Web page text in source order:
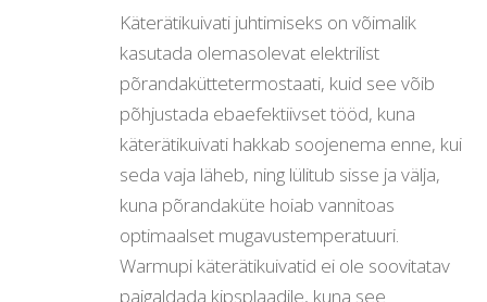
Käterätikuivati juhtimiseks on võimalik
kasutada olemasolevat elektrilist
põrandaküttetermostaati, kuid see võib
põhjustada ebaefektiivset tööd, kuna
käterätikuivati hakkab soojenema enne, kui
seda vaja läheb, ning lülitub sisse ja välja,
kuna põrandaküte hoiab vannitoas
optimaalset mugavustemperatuuri.
Warmupi käterätikuivatid ei ole soovitatav
paigaldada kipsplaadile, kuna see